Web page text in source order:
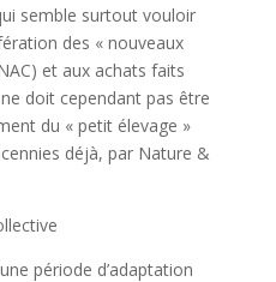
semble surtout vouloir
des « nouveaux
et aux achats faits
doit cependant pas être
du « petit élevage »
déjà, par Nature &
période d’adaptation